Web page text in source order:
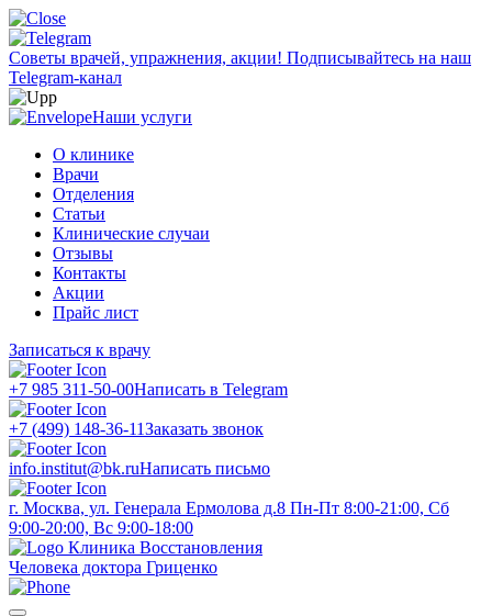
Советы врачей, упражнения, акции! Подписывайтесь на наш
Telegram-канал
Наши услуги
О клинике
Врачи
Отделения
Статьи
Клинические случаи
Отзывы
Контакты
Акции
Прайс лист
Записаться к врачу
+7 985 311-50-00Написать в Telegram
+7 (499) 148-36-11Заказать звонок
info.institut@bk.ruНаписать письмо
г. Москва, ул. Генерала Ермолова д.8 Пн-Пт 8:00-21:00, Сб
9:00-20:00, Вс 9:00-18:00
Клиника Восстановления
Человека доктора Гриценко